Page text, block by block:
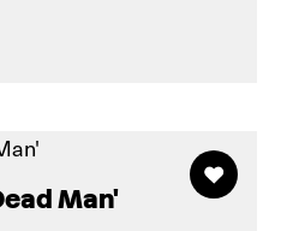
Man'